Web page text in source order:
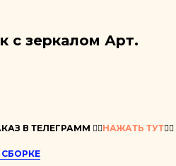
с зеркалом Арт.
В ТЕЛЕГРАММ 👉🏻НАЖАТЬ ТУТ👈🏻